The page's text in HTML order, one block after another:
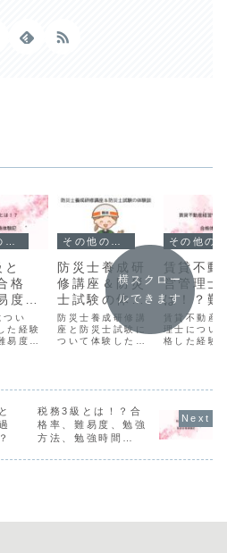
その他の資格
格
度、
、勉
！？
つい
た経験
易度、
級の全
る内容
ます。
その他の資格
防災士養成研
修講座＆防災
士試験の体験
談
防災士養成研修講
座と防災士試験に
ついて体験したこ
まで実際の体験を
もとに説明してい
きます。防災士試
験の概要や受験の
賃貸不動
営管理士
は！？難
度、勉強
間、勉強
は？
賃貸不動産
理士につい
格した経験
てなど、賃
産経営管理
体像がわか
横スクロー
ルできます
税務3級とは！？合
格率、難易度、勉強
方法、勉強時間